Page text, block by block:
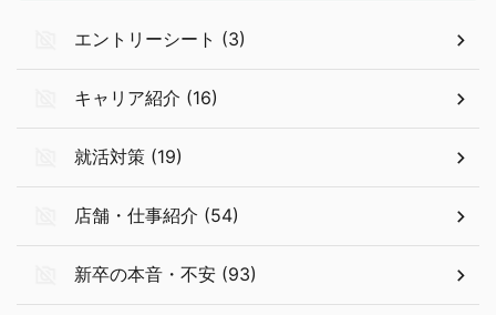
エントリーシート (3)
キャリア紹介 (16)
就活対策 (19)
店舗・仕事紹介 (54)
新卒の本音・不安 (93)